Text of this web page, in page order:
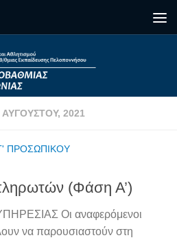
ΑΥΓΟΎΣΤΟΥ, 2021
ΠΡΟΣΩΠΙΚΟΎ
(Φάση Α’)
Οι αναφερόμενοι
να παρουσιαστούν στη